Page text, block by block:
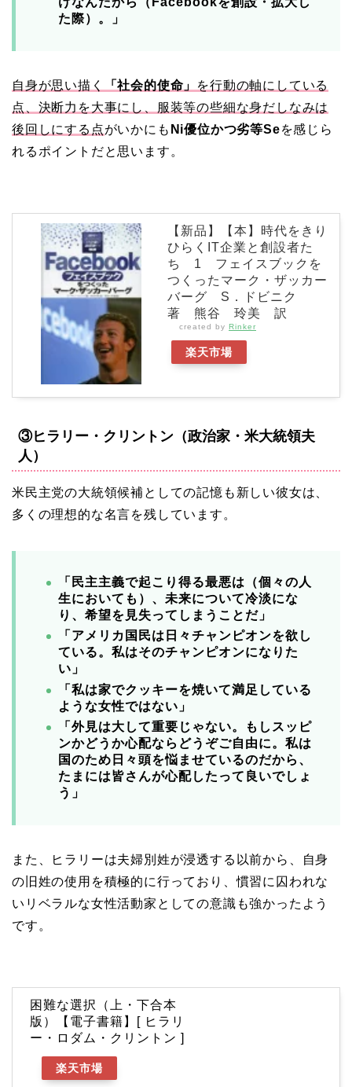
た際）。」
自身が思い描く 「社会的使命」
を行動の軸にしている
点、決断力を大事にし、服装等の些細な身だしなみは
後回しにする点がいかにも Ni優位かつ劣等Seを感じら
れるポイントだと思います。
【新品】【本】時代をきり
ひらくIT企業と創設者た
ち 1 フェイスブックを
つくったマーク・ザッカー
バーグ S．ドビニク
著 熊谷 玲美 訳
created by Rinker
楽天市場
③ヒラリー・クリントン（政治家・米大統領夫
人）
米民主党の大統領候補としての記憶も新しい彼女は、
多くの理想的な名言を残しています。
「民主主義で起こり得る最悪は（個々の人
生においても）、未来について冷淡にな
り、希望を見失ってしまうことだ」
「アメリカ国民は日々チャンピオンを欲し
ている。私はそのチャンピオンになりた
い」
「私は家でクッキーを焼いて満足している
ような女性ではない」
「外見は大して重要じゃない。もしスッピ
ンかどうか心配ならどうぞご自由に。私は
国のため日々頭を悩ませているのだから、
たまには皆さんが心配したって良いでしょ
う」
また、ヒラリーは夫婦別姓が浸透する以前から、自身
の旧姓の使用を積極的に行っており、慣習に囚われな
いリベラルな女性活動家としての意識も強かったよう
です。
困難な選択（上・下合本
版）【電子書籍】[ ヒラリ
ー・ロダム・クリントン ]
楽天市場